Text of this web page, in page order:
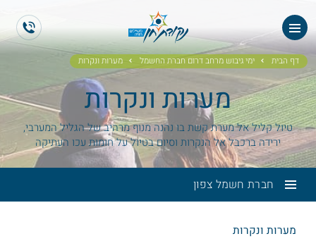
דף הבית ימי גיבוש מרחב דרום חברת החשמל מערות ונקרות
מערות ונקרות
טיול קליל אל מערת קשת בו נהנה מנוף מרהיב של הגליל המערבי,
ירידה ברכבל אל הנקרות וסיום בטיול על חומות עכו העתיקה
חברת חשמל צפון
מערות ונקרות
EN
ES